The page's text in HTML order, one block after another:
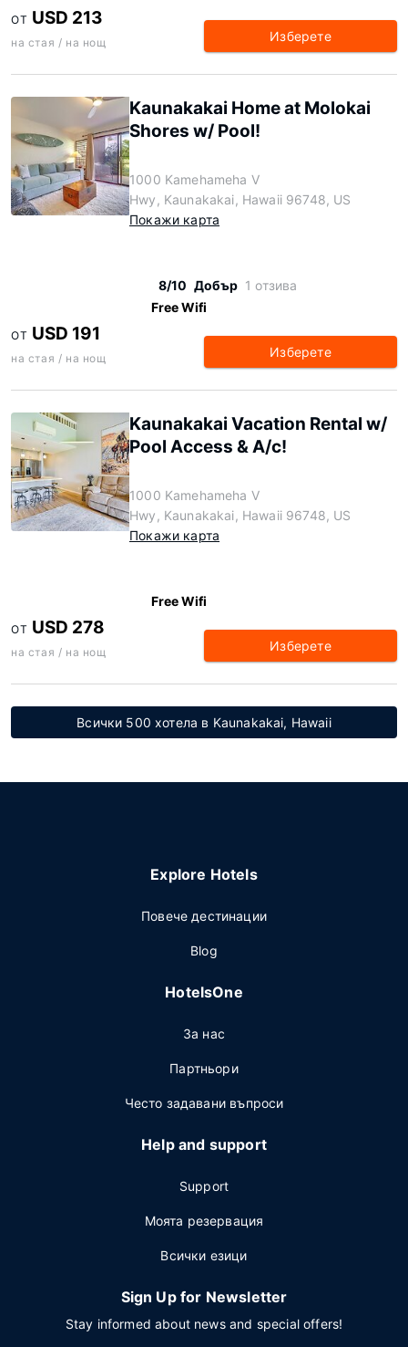
ОТ USD 213
на стая / на нощ Изберете
Kaunakakai Home at Molokai
Shores w/ Pool!
1000 Kamehameha V
Hwy, Kaunakakai, Hawaii 96748, US
Покажи карта
8/10 Добър 1 отзива
Free Wifi
ОТ USD 191
на стая / на нощ Изберете
Kaunakakai Vacation Rental w/
Pool Access & A/c!
1000 Kamehameha V
Hwy, Kaunakakai, Hawaii 96748, US
Покажи карта
Free Wifi
ОТ USD 278
на стая / на нощ Изберете
Всички 500 хотела в Kaunakakai, Hawaii
Explore Hotels
Повече дестинации
Blog
HotelsOne
За нас
Партньори
Често задавани въпроси
Help and support
Support
Моята резервация
Всички езици
Sign Up for Newsletter
Stay informed about news and special offers!